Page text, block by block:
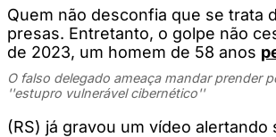
Quem não desconfia que se trata
presas. Entretanto, o golpe não
de 2023, um homem de 58 anos
O falso delegado ameaça mandar prender
''estupro vulnerável cibernético''
(RS) já gravou um vídeo